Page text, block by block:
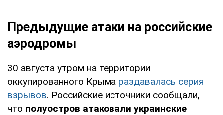
Предыдущие атаки на российские
аэродромы
30 августа утром на территории
оккупированного Крыма раздавалась серия
взрывов. Российские источники сообщали,
что полуостров атаковали украинские